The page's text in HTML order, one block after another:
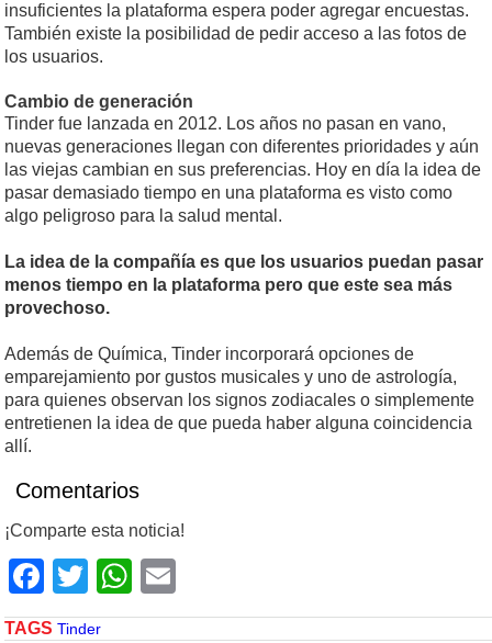
insuficientes la plataforma espera poder agregar encuestas.
También existe la posibilidad de pedir acceso a las fotos de
los usuarios.
Cambio de generación
Tinder fue lanzada en 2012. Los años no pasan en vano,
nuevas generaciones llegan con diferentes prioridades y aún
las viejas cambian en sus preferencias. Hoy en día la idea de
pasar demasiado tiempo en una plataforma es visto como
algo peligroso para la salud mental.
La idea de la compañía es que los usuarios puedan pasar
menos tiempo en la plataforma pero que este sea más
provechoso.
Además de Química, Tinder incorporará opciones de
emparejamiento por gustos musicales y uno de astrología,
para quienes observan los signos zodiacales o simplemente
entretienen la idea de que pueda haber alguna coincidencia
allí.
Comentarios
¡Comparte esta noticia!
Facebook
TwitterWhatsApp
TAGS Tinder